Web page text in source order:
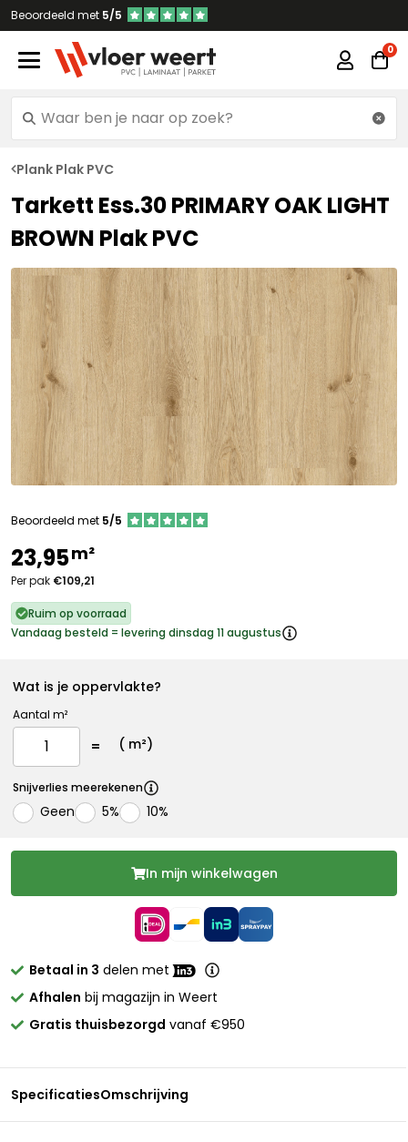
Beoordeeld met 5/5
Plank Plak PVC
Tarkett Ess.30 PRIMARY OAK LIGHT
BROWN Plak PVC
Beoordeeld met 5/5
23,95m²
Per pak €109,21
Ruim op voorraad
Vandaag besteld = levering dinsdag 11 augustus
Wat is je oppervlakte?
Aantal m²
( m²)
Snijverlies meerekenen
Geen 5% 10%
In mijn winkelwagen
Betaal in 3 delen met
Afhalen bij magazijn in Weert
Gratis thuisbezorgd vanaf €950
SpecificatiesOmschrijving